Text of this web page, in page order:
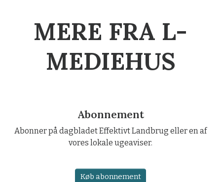
MERE FRA L-
MEDIEHUS
Abonnement
Abonner på dagbladet Effektivt Landbrug eller en af
vores lokale ugeaviser.
Køb abonnement